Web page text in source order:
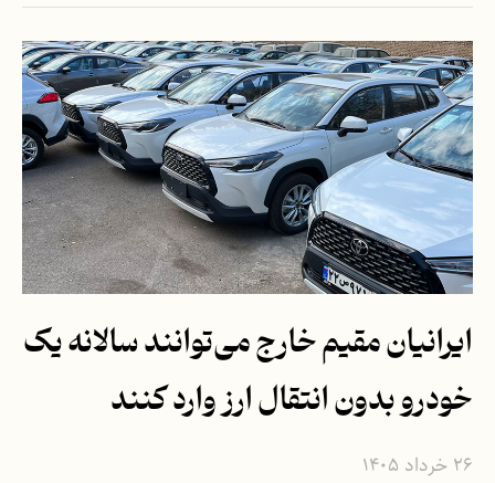
ایرانیان مقیم خارج می‌توانند سالانه یک
خودرو بدون انتقال ارز وارد کنند
۲۶ خرداد ۱۴۰۵